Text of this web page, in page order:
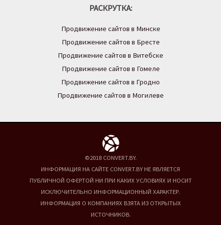
РАСКРУТКА:
Продвижение сайтов в Минске
Продвижение сайтов в Бресте
Продвижение сайтов в Витебске
Продвижение сайтов в Гомеле
Продвижение сайтов в Гродно
Продвижение сайтов в Могилеве
©2018 CONVERT.BY.
ИНФОРМАЦИЯ НА САЙТЕ CONVERT.BY НЕ ЯВЛЯЕТСЯ
ПУБЛИЧНОЙ ОФЕРТОЙ НИ ПРИ КАКИХ УСЛОВИЯХ И НОСИТ
ИСКЛЮЧИТЕЛЬНО ИНФОРМАЦИОННЫЙ ХАРАКТЕР.
ИНФОРМАЦИЯ О КОМПАНИЯХ ВЗЯТА ИЗ ОТКРЫТЫХ
ИСТОЧНИКОВ.